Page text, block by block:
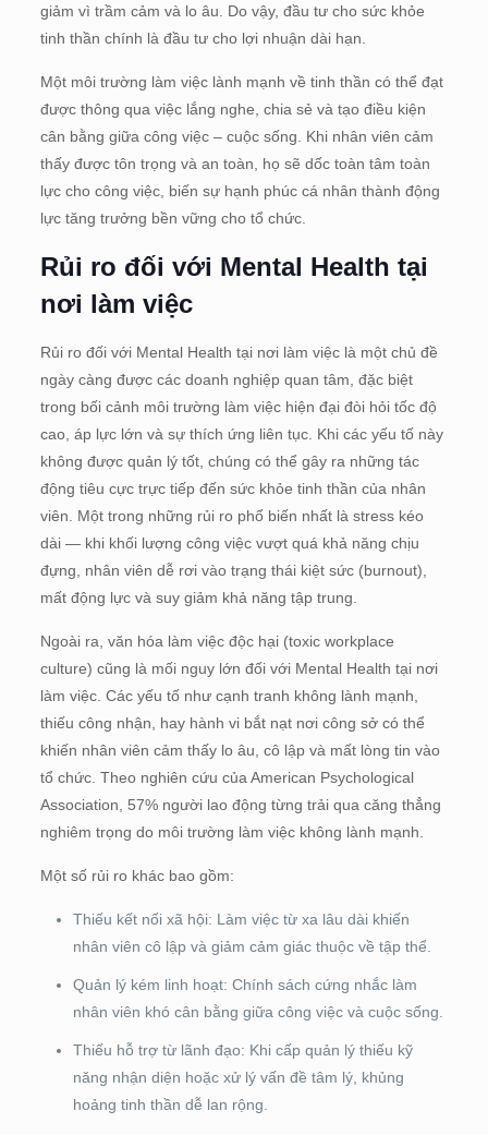
giảm vì trầm cảm và lo âu. Do vậy, đầu tư cho sức khỏe
tinh thần chính là đầu tư cho lợi nhuận dài hạn.
Một môi trường làm việc lành mạnh về tinh thần có thể đạt
được thông qua việc lắng nghe, chia sẻ và tạo điều kiện
cân bằng giữa công việc – cuộc sống. Khi nhân viên cảm
thấy được tôn trọng và an toàn, họ sẽ dốc toàn tâm toàn
lực cho công việc, biến sự hạnh phúc cá nhân thành động
lực tăng trưởng bền vững cho tổ chức.
Rủi ro đối với Mental Health tại
nơi làm việc
Rủi ro đối với Mental Health tại nơi làm việc là một chủ đề
ngày càng được các doanh nghiệp quan tâm, đặc biệt
trong bối cảnh môi trường làm việc hiện đại đòi hỏi tốc độ
cao, áp lực lớn và sự thích ứng liên tục. Khi các yếu tố này
không được quản lý tốt, chúng có thể gây ra những tác
động tiêu cực trực tiếp đến sức khỏe tinh thần của nhân
viên. Một trong những rủi ro phổ biến nhất là stress kéo
dài — khi khối lượng công việc vượt quá khả năng chịu
đựng, nhân viên dễ rơi vào trạng thái kiệt sức (burnout),
mất động lực và suy giảm khả năng tập trung.
Ngoài ra, văn hóa làm việc độc hại (toxic workplace
culture) cũng là mối nguy lớn đối với Mental Health tại nơi
làm việc. Các yếu tố như cạnh tranh không lành mạnh,
thiếu công nhận, hay hành vi bắt nạt nơi công sở có thể
khiến nhân viên cảm thấy lo âu, cô lập và mất lòng tin vào
tổ chức. Theo nghiên cứu của American Psychological
Association, 57% người lao động từng trải qua căng thẳng
nghiêm trọng do môi trường làm việc không lành mạnh.
Một số rủi ro khác bao gồm:
Thiếu kết nối xã hội: Làm việc từ xa lâu dài khiến
nhân viên cô lập và giảm cảm giác thuộc về tập thể.
Quản lý kém linh hoạt: Chính sách cứng nhắc làm
nhân viên khó cân bằng giữa công việc và cuộc sống.
Thiếu hỗ trợ từ lãnh đạo: Khi cấp quản lý thiếu kỹ
năng nhận diện hoặc xử lý vấn đề tâm lý, khủng
hoảng tinh thần dễ lan rộng.